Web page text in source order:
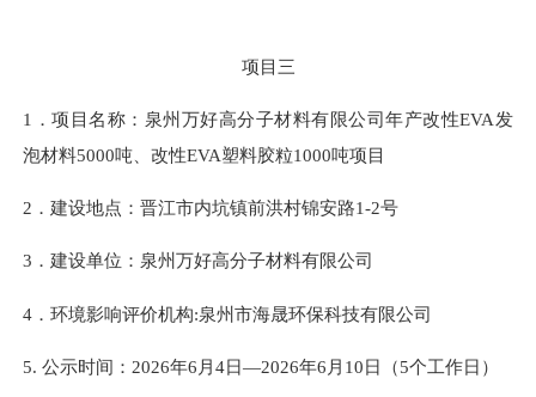
项目 三
1．项目名称： 泉州万好高分子材料有限公司年产改性EVA发
泡材料5000吨、改性EVA塑料胶粒1000吨项目
2．建设地点： 晋江市内坑镇前洪村锦安路1-2号
3．建设单位： 泉州万好高分子材料有限公司
4．环境影响评价机构:泉州市海晟环保科技有限公司
5. 公示时间：2026年6 月4日—2026年6 月 10日（5个工作日）